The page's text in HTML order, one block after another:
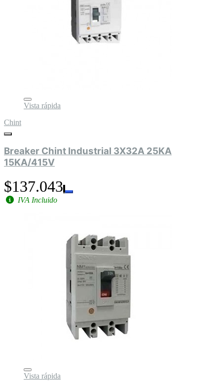
Vista rápida
Chint
Breaker Chint Industrial 3X32A 25KA
15KA/415V
$137.043
IVA Incluido
Vista rápida